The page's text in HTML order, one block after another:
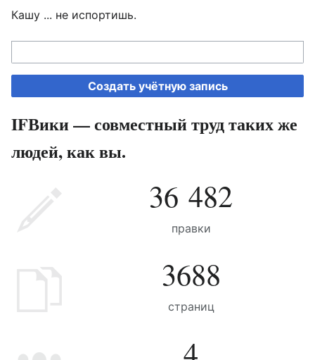
Кашу ... не испортишь.
Создать учётную запись
IFВики — совместный труд таких же
людей, как вы.
36 482
правки
3688
страниц